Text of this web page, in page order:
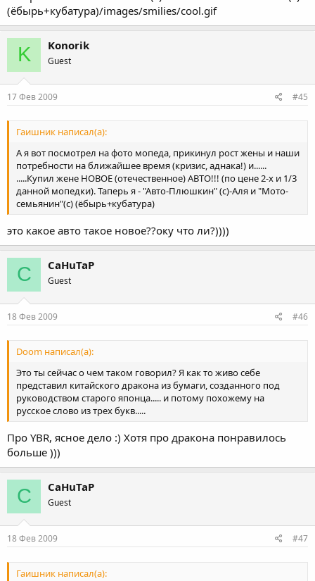
(ёбырь+кубатура)/images/smilies/cool.gif
K Konorik
Guest
17 Фев 2009 #45
Гаишник написал(а):
А я вот посмотрел на фото мопеда, прикинул рост жены и наши
потребности на ближайшее время (кризис, аднака!) и......
.....Купил жене НОВОЕ (отечественное) АВТО!!! (по цене 2-х и 1/3
данной мопедки). Таперь я - "Авто-Плюшкин" (с)-Аля и "Мото-
семьянин"(с) (ёбырь+кубатура)
это какое авто такое новое??оку что ли?))))
C CaHuTaP
Guest
18 Фев 2009 #46
Doom написал(а):
Это ты сейчас о чем таком говорил? Я как то живо себе
представил китайского дракона из бумаги, созданного под
руководством старого японца..... и потому похожему на
русское слово из трех букв.....
Про YBR, ясное дело :) Хотя про дракона понравилось
больше )))
C CaHuTaP
Guest
18 Фев 2009 #47
Гаишник написал(а):